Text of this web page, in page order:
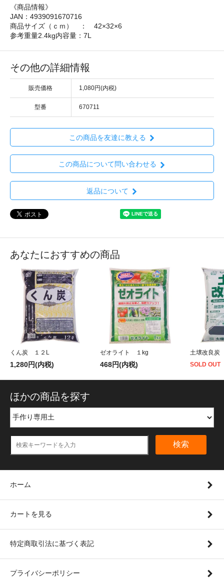
《商品情報》
JAN：4939091670716
商品サイズ（ｃｍ） ： 42×32×6
参考重量2.4kg内容量：7L
その他の詳細情報
販売価格 1,080円(内税)
型番 670711
この商品を友達に教える
この商品について問い合わせる
返品について
あなたにおすすめの商品
くん炭 １２L
1,280円(内税)
ゼオライト １kg
468円(内税)
土壌改良
SOLD OUT
ほかの商品を探す
検索
ホーム
カートを見る
特定商取引法に基づく表記
プライバシーポリシー